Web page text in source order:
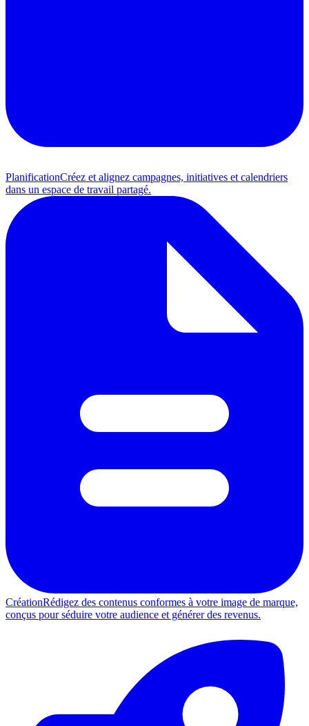
PlanificationCréez et alignez campagnes, initiatives et calendriers
dans un espace de travail partagé.
CréationRédigez des contenus conformes à votre image de marque,
conçus pour séduire votre audience et générer des revenus.